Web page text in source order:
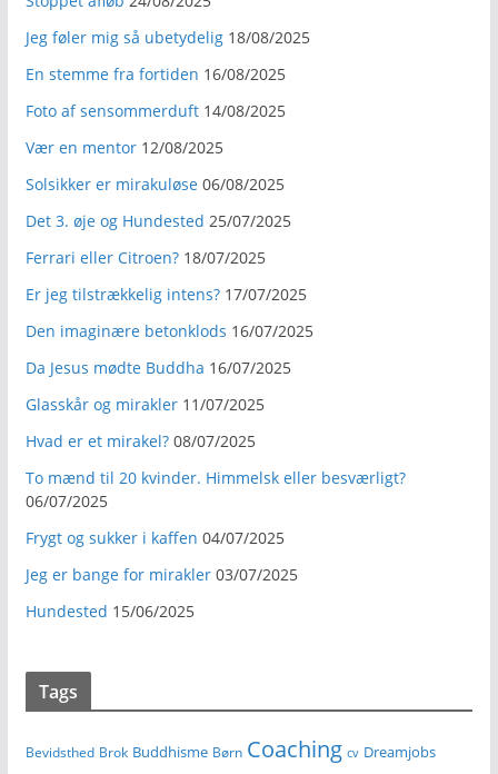
Jeg føler mig så ubetydelig 18/08/2025
En stemme fra fortiden 16/08/2025
Foto af sensommerduft 14/08/2025
Vær en mentor 12/08/2025
Solsikker er mirakuløse 06/08/2025
Det 3. øje og Hundested 25/07/2025
Ferrari eller Citroen? 18/07/2025
Er jeg tilstrækkelig intens? 17/07/2025
Den imaginære betonklods 16/07/2025
Da Jesus mødte Buddha 16/07/2025
Glasskår og mirakler 11/07/2025
Hvad er et mirakel? 08/07/2025
To mænd til 20 kvinder. Himmelsk eller besværligt?
06/07/2025
Frygt og sukker i kaffen 04/07/2025
Jeg er bange for mirakler 03/07/2025
Hundested 15/06/2025
Tags
Bevidsthed Brok Buddhisme Børn Coaching cv Dreamjobs